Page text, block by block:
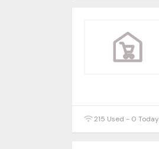
215 Used - 0 Today